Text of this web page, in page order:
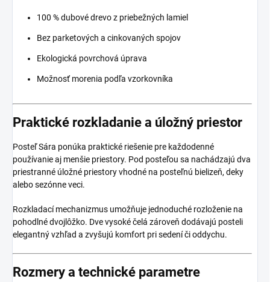
100 % dubové drevo z priebežných lamiel
Bez parketových a cinkovaných spojov
Ekologická povrchová úprava
Možnosť morenia podľa vzorkovníka
Praktické rozkladanie a úložný priestor
Posteľ Sára ponúka praktické riešenie pre každodenné
používanie aj menšie priestory. Pod posteľou sa nachádzajú dva
priestranné úložné priestory vhodné na posteľnú bielizeň, deky
alebo sezónne veci.
Rozkladací mechanizmus umožňuje jednoduché rozloženie na
pohodlné dvojlôžko. Dve vysoké čelá zároveň dodávajú posteli
elegantný vzhľad a zvyšujú komfort pri sedení či oddychu.
Rozmery a technické parametre